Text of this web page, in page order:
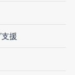
援